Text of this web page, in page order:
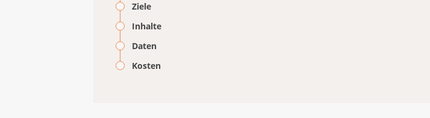
Ziele
Inhalte
Daten
Kosten